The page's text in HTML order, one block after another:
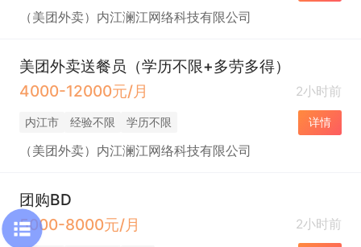
（美团外卖）内江澜江网络科技有限公司
美团外卖送餐员（学历不限+多劳多得）
4000-12000元/月
2小时前
内江市 经验不限 学历不限 详情
（美团外卖）内江澜江网络科技有限公司
团购BD
5000-8000元/月
2小时前